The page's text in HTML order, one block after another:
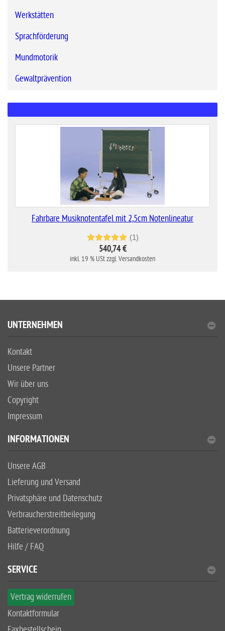
Werkstätten
Sprachförderung
Mundmotorik
Gewaltprävention
Fahrbare Musiknotentafel mit 2,5cm Notenlineatur
(1)
540,74 €
inkl. 19 % USt zzgl. Versandkosten
UNTERNEHMEN
Kontakt
Unsere Partner
Wir über uns
Copyright
Impressum
INFORMATIONEN
Unsere AGB
Lieferung und Versand
Privatsphäre und Datenschutz
Verbraucherstreitbeilegung
Batterieverordnung
Hilfe / FAQ
SERVICE
Vertrag widerrufen
Kontaktformular